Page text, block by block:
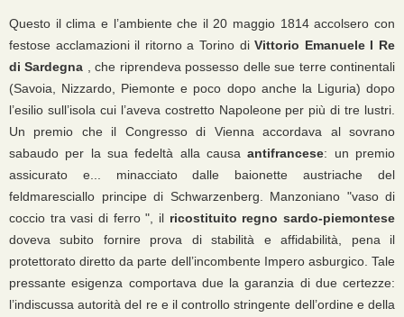
Questo il clima e l’ambiente che il 20 maggio 1814 accolsero con
festose acclamazioni il ritorno a Torino diVittorio Emanuele I Re
di Sardegna , che riprendeva possesso delle sue terre continentali
(Savoia, Nizzardo, Piemonte e poco dopo anche la Liguria) dopo
l’esilio sull’isola cui l’aveva costretto Napoleone per più di tre lustri.
Un premio che il Congresso di Vienna accordava al sovrano
sabaudo per la sua fedeltà alla causaantifrancese: un premio
assicurato e... minacciato dalle baionette austriache del
feldmaresciallo principe di Schwarzenberg. Manzoniano "vaso di
coccio tra vasi di ferro ", il ricostituito regno sardo-piemontese
doveva subito fornire prova di stabilità e affidabilità, pena il
protettorato diretto da parte dell’incombente Impero asburgico. Tale
pressante esigenza comportava due la garanzia di due certezze:
l’indiscussa autorità del re e il controllo stringente dell’ordine e della